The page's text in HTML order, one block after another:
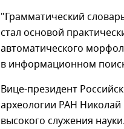
"Грамматический
стал основой
автоматического
в информационном
Вице-президент
археологии РАН
высокого служения